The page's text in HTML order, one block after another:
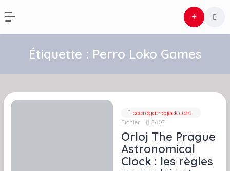
Étiquette : Perro Loko Games
boardgamegeek.com
Fichier
2607
Orloj The Prague
Astronomical
Clock : les règles